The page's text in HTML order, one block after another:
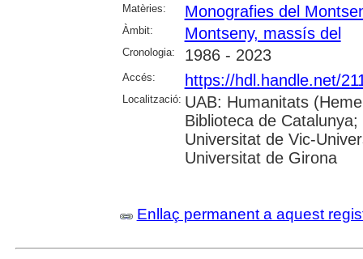
Matèries:
Monografies del
Àmbit: Montseny, massís del
Cronologia: 1986 - 2023
Accés: https://hdl.handle.net/
Localització: UAB: Humanitats
Biblioteca de
Universitat de Vic-
Universitat de Girona
Enllaç permanent a aquest